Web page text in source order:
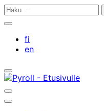
Siirry
Haku:
Sulje
hakupalkki
fi
en
Avaa/sulje
hakupalkki
Avaa/sulje
hakupalkki
Päävalikko